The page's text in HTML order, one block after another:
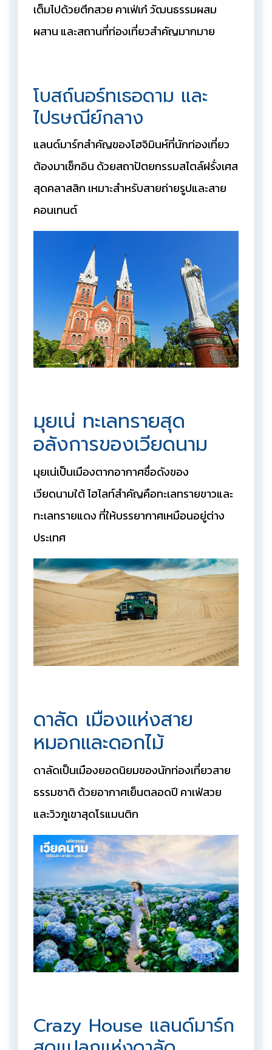
เต็มไปด้วยตึกสวย คาเฟ่เก๋ วัฒนธรรมผสม
ผสาน และสถานที่ท่องเที่ยวสำคัญมากมาย
โบสถ์นอร์ทเธอดาม และ
ไปรษณีย์กลาง
แลนด์มาร์กสำคัญของโฮจิมินห์ที่นักท่องเที่ยว
ต้องมาเช็กอิน ด้วยสถาปัตยกรรมสไตล์ฝรั่งเศส
สุดคลาสสิก เหมาะสำหรับสายถ่ายรูปและสาย
คอนเทนต์
มุยเน่ ทะเลทรายสุด
อลังการของเวียดนาม
มุยเน่เป็นเมืองตากอากาศชื่อดังของ
เวียดนามใต้ ไฮไลท์สำคัญคือทะเลทรายขาวและ
ทะเลทรายแดง ที่ให้บรรยากาศเหมือนอยู่ต่าง
ประเทศ
ดาลัด เมืองแห่งสาย
หมอกและดอกไม้
ดาลัดเป็นเมืองยอดนิยมของนักท่องเที่ยวสาย
ธรรมชาติ ด้วยอากาศเย็นตลอดปี คาเฟ่สวย
และวิวภูเขาสุดโรแมนติก
Crazy House แลนด์มาร์ก